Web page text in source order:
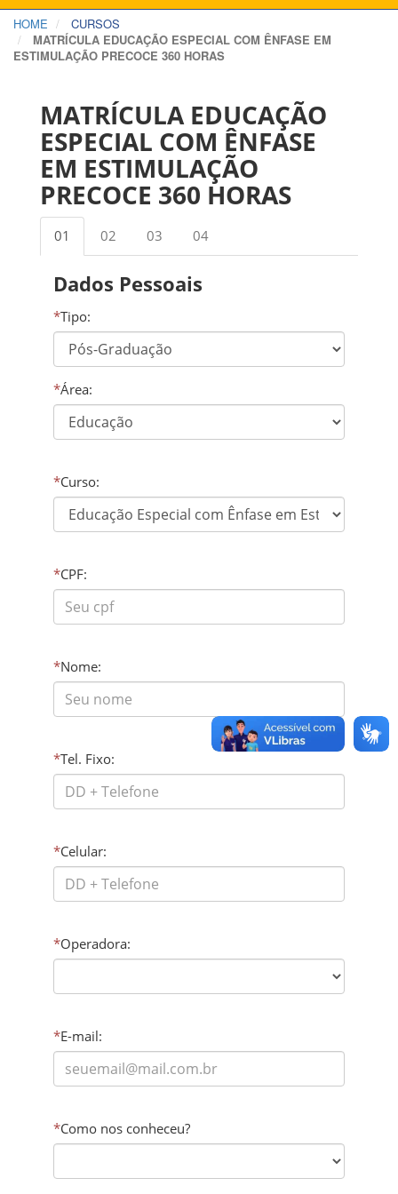
HOME
CURSOS
MATRÍCULA EDUCAÇÃO ESPECIAL COM ÊNFASE EM
ESTIMULAÇÃO PRECOCE 360 HORAS
MATRÍCULA EDUCAÇÃO
ESPECIAL COM ÊNFASE
EM ESTIMULAÇÃO
PRECOCE 360 HORAS
01 02 03 04
Dados Pessoais
*Tipo:
*Área:
*Curso:
*CPF:
*Nome:
*Tel. Fixo:
*Celular:
*Operadora:
*E-mail:
*Como nos conheceu?